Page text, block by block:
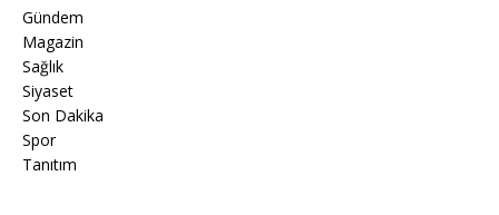
Gündem
Magazin
Sağlık
Siyaset
Son Dakika
Spor
Tanıtım